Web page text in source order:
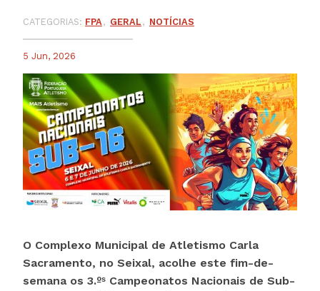
CATEGORIAS: FPA GERAL NOTÍCIAS
5 Jun, 2026
O Complexo Municipal de Atletismo Carla
Sacramento, no Seixal, acolhe este fim-de-
semana os 3.ºˢ Campeonatos Nacionais de Sub-